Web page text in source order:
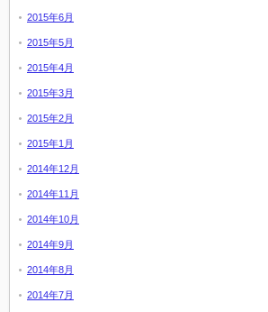
2015年6月
2015年5月
2015年4月
2015年3月
2015年2月
2015年1月
2014年12月
2014年11月
2014年10月
2014年9月
2014年8月
2014年7月